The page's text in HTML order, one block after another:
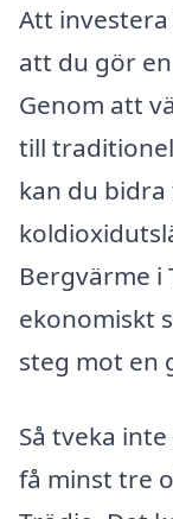
Att
att du gör
Genom att
till
kan du
Bergvärme i
ekonomiskt
steg mot en
Så tveka
få minst tre